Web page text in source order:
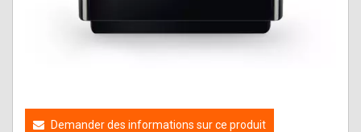
Demander des informations sur ce produit